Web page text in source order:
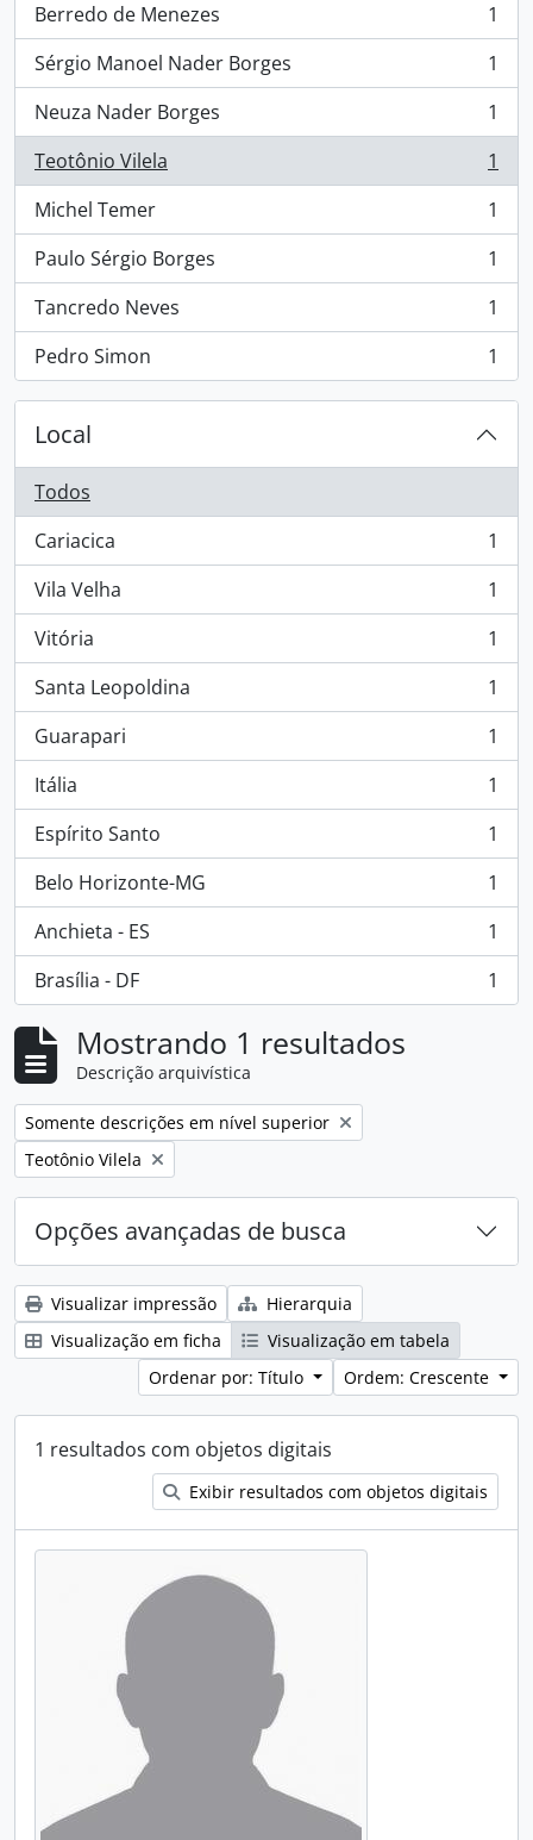
Berredo de Menezes
, 1 resultados
1
Sérgio Manoel Nader Borges
, 1 resultados
1
Neuza Nader Borges
, 1 resultados
1
Teotônio Vilela
, 1 resultados
1
Michel Temer
, 1 resultados
1
Paulo Sérgio Borges
, 1 resultados
1
Tancredo Neves
, 1 resultados
1
Pedro Simon
, 1 resultados 1
Local
Todos
Cariacica
, 1 resultados
1
Vila Velha
, 1 resultados
1
Vitória
, 1 resultados
1
Santa Leopoldina
, 1 resultados
1
Guarapari
, 1 resultados
1
Itália
, 1 resultados
1
Espírito Santo
, 1 resultados
1
Belo Horizonte-MG
, 1 resultados
1
Anchieta - ES
, 1 resultados
1
Brasília - DF
, 1 resultados 1
Mostrando 1 resultados
Descrição arquivística
Remover filtro:
Somente descrições em nível superior
Remover filtro:
Teotônio Vilela
Opções avançadas de busca
Visualizar impressão
Hierarquia
Visualização em ficha
Visualização em tabela
Ordenar por: Título
Ordem: Crescente
1 resultados com objetos digitais
Exibir resultados com objetos digitais